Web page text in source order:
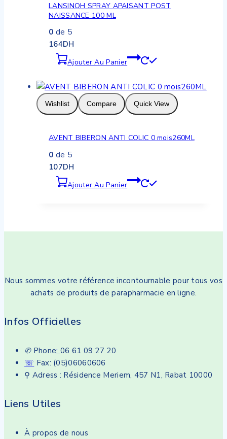
LANSINOH SPRAY APAISANT POST
NAISSANCE 100 ML
0 de 5
164DH
Ajouter Au Panier
Wishlist Compare Quick View
AVENT BIBERON ANTI COLIC 0 mois260ML
0 de 5
107DH
Ajouter Au Panier
Nous sommes votre référence incontournable pour tous vos
achats de produits de parapharmacie en ligne.
Infos Officielles
✆Phone: 06 61 09 27 20
☏ Fax: (05)06060606
⚲ Adress : Résidence Meriem, 457 N1, Rabat 10000
Liens Utiles
À propos de nous